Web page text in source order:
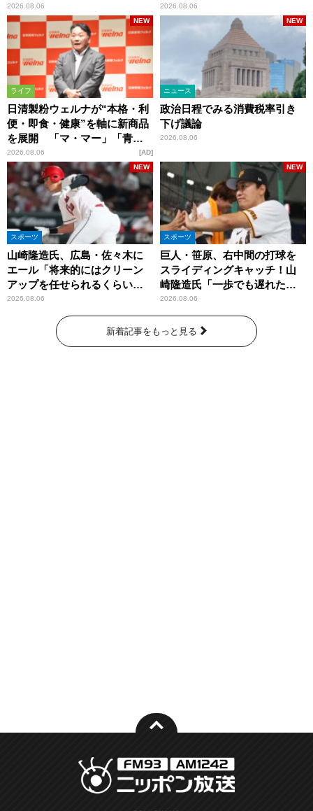
2026.08.06 2026.08.06
ライフ
日清製粉ウェルナが“本格・利
便・即食・健康”を軸に新商品
を展開 「マ・マー」「青の
洞窟」ブランドを強化
2026.08.06
NEW
AD
ニュース
政治日程でみる消費税率引き
下げ議論
2026.08.06
NEW
スポーツ
山崎隆造氏、広島・佐々木に
エール「将来的にはクリーン
アップを任せられるくらいま
では成長して」
2026.08.06
NEW
スポーツ
巨人・笹原、右中間の打球を
スライディングキャッチ！山
崎隆造氏「一歩でも遅れた
ら…」
2026.08.06
NEW
新着記事をもっと見る